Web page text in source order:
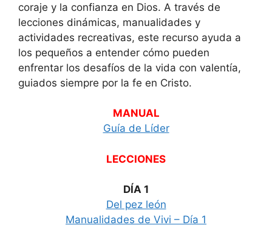
coraje y la confianza en Dios. A través de
lecciones dinámicas, manualidades y
actividades recreativas, este recurso ayuda a
los pequeños a entender cómo pueden
enfrentar los desafíos de la vida con valentía,
guiados siempre por la fe en Cristo.
MANUAL
Guía de Líder
LECCIONES
DÍA 1
Del pez león
Manualidades de Vivi – Día 1